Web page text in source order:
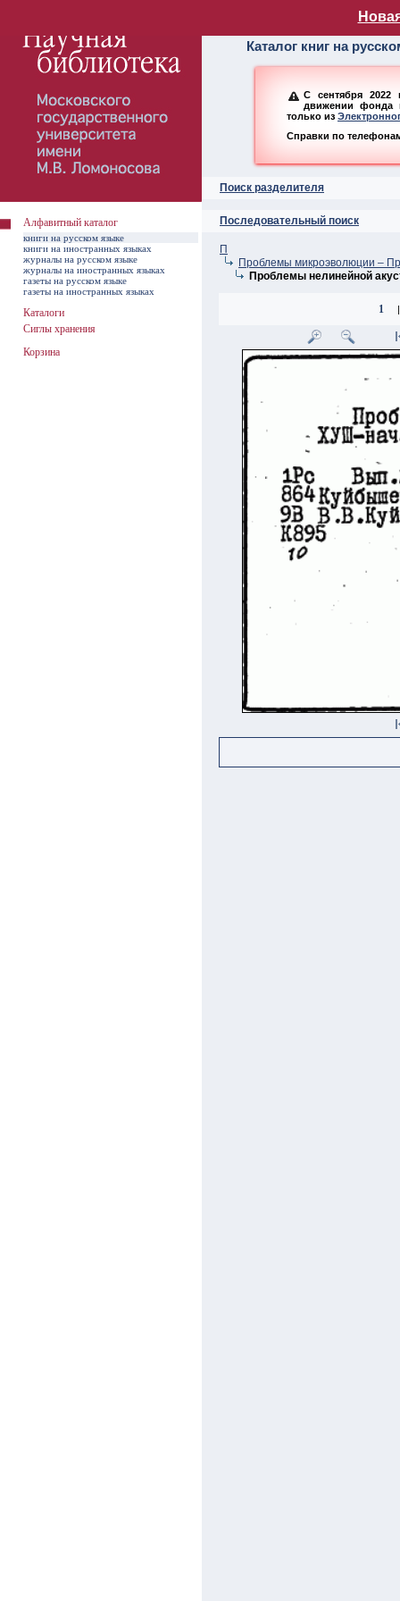
Алфавитный
Каталог книг на
С сентября 2022
движении фонда
только из
Справки по
Поиск разделителя
Последовательный поиск
П
Проблемы микроэволюции –
Проблемы нелинейной
1 |
Алфавитный каталог
книги на русском языке
книги на иностранных языках
журналы на русском языке
журналы на иностранных языках
газеты на русском языке
газеты на иностранных языках
Каталоги
Сиглы хранения
Корзина